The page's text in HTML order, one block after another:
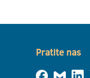
Pratite nas